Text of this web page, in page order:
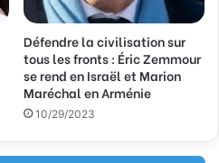
Défendre la civilisation sur
tous les fronts : Éric Zemmour
se rend en Israël et Marion
Maréchal en Arménie
10/29/2023